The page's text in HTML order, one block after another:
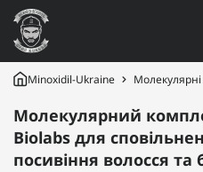
Minoxidil-Ukraine
Молекулярний
Biolabs для
посивіння волосся та